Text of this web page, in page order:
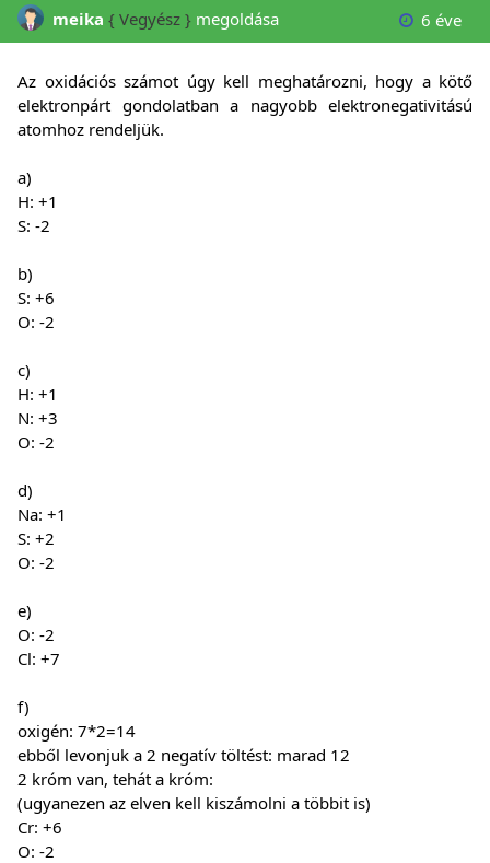
meika { Vegyész } megoldása 6 éve
Az oxidációs számot úgy kell meghatározni, hogy a kötő
elektronpárt gondolatban a nagyobb elektronegativitású
atomhoz rendeljük.
a)
H: +1
S: -2
b)
S: +6
O: -2
c)
H: +1
N: +3
O: -2
d)
Na: +1
S: +2
O: -2
e)
O: -2
Cl: +7
f)
oxigén: 7*2=14
ebből levonjuk a 2 negatív töltést: marad 12
2 króm van, tehát a króm:
(ugyanezen az elven kell kiszámolni a többit is)
Cr: +6
O: -2